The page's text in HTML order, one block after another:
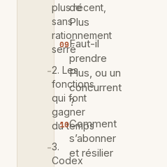
plus récent,
sans
rationnement
serré
2. Les
fonctions
qui font
gagner
du temps
3.
Codex
de
Plus
Faut-il
prendre
Plus, ou un
concurrent
?
Comment
s’abonner
et résilier